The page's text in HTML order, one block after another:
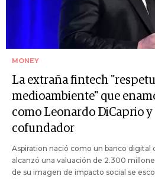
MONEY
La extraña fintech
medioambiente" que
como Leonardo DiCaprio
cofundador
Aspiration nació como un banco digital
alcanzó una valuación de 2.300
de su imagen de impacto social se